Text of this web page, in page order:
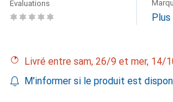
Évaluations
Livré entre sam, 26/9 et mer, 14/
M'informer si le produit est